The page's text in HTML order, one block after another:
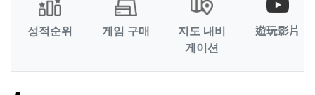
성적순위 게임 구매
지도 내비
게이션
遊玩影片